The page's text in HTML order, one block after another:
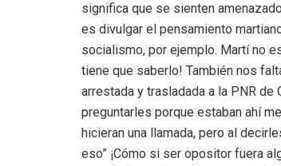
significa que se sienten
es divulgar el pensamiento
socialismo, por ejemplo. Martí no
tiene que saberlo! También nos
arrestada y trasladada a la PNR de
preguntarles porque estaban ahí
hicieran una llamada, pero al
eso” ¡Cómo si ser opositor fuera